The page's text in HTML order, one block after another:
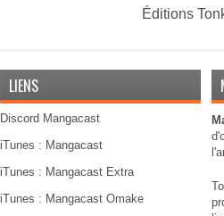
Éditions
LIENS
Discord Mangacast
iTunes : Mangacast
iTunes : Mangacast Extra
iTunes : Mangacast Omake